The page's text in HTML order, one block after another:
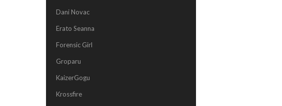
Dani Novac
Erato Seanna
Forensic Girl
Groparu
KaizerGogu
Krossfire